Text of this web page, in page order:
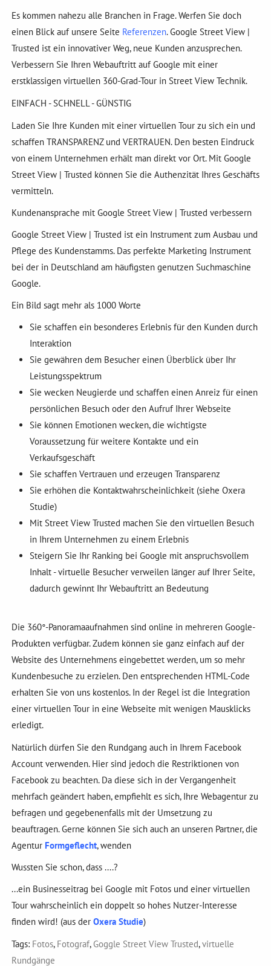
Es kommen nahezu alle Branchen in Frage. Werfen Sie doch
einen Blick auf unsere Seite Referenzen. Google Street View |
Trusted ist ein innovativer Weg, neue Kunden anzusprechen.
Verbessern Sie Ihren Webauftritt auf Google mit einer
erstklassigen virtuellen 360-Grad-Tour in Street View Technik.
EINFACH - SCHNELL - GÜNSTIG
Laden Sie Ihre Kunden mit einer virtuellen Tour zu sich ein und
schaffen TRANSPARENZ und VERTRAUEN. Den besten Eindruck
von einem Unternehmen erhält man direkt vor Ort. Mit Google
Street View | Trusted können Sie die Authenzität Ihres Geschäfts
vermitteln.
Kundenansprache mit Google Street View | Trusted verbessern
Google Street View | Trusted ist ein Instrument zum Ausbau und
Pflege des Kundenstamms. Das perfekte Marketing Instrument
bei der in Deutschland am häufigsten genutzen Suchmaschine
Google.
Ein Bild sagt mehr als 1000 Worte
Sie schaffen ein besonderes Erlebnis für den Kunden durch
Interaktion
Sie gewähren dem Besucher einen Überblick über Ihr
Leistungsspektrum
Sie wecken Neugierde und schaffen einen Anreiz für einen
persönlichen Besuch oder den Aufruf Ihrer Webseite
Sie können Emotionen wecken, die wichtigste
Voraussetzung für weitere Kontakte und ein
Verkaufsgeschäft
Sie schaffen Vertrauen und erzeugen Transparenz
Sie erhöhen die Kontaktwahrscheinlichkeit (siehe Oxera
Studie)
Mit Street View Trusted machen Sie den virtuellen Besuch
in Ihrem Unternehmen zu einem Erlebnis
Steigern Sie Ihr Ranking bei Google mit anspruchsvollem
Inhalt - virtuelle Besucher verweilen länger auf Ihrer Seite,
dadurch gewinnt Ihr Webauftritt an Bedeutung
Die 360°-Panoramaaufnahmen sind online in mehreren Google-
Produkten verfügbar. Zudem können sie ganz einfach auf der
Website des Unternehmens eingebettet werden, um so mehr
Kundenbesuche zu erzielen. Den entsprechenden HTML-Code
erhalten Sie von uns kostenlos. In der Regel ist die Integration
einer virtuellen Tour in eine Webseite mit wenigen Mausklicks
erledigt.
Natürlich dürfen Sie den Rundgang auch in Ihrem Facebook
Account verwenden. Hier sind jedoch die Restriktionen von
Facebook zu beachten. Da diese sich in der Vergangenheit
mehrfach geändert haben, empfiehlt es sich, Ihre Webagentur zu
befragen und gegebenenfalls mit der Umsetzung zu
beauftragen. Gerne können Sie sich auch an unseren Partner, die
Agentur Formgeflecht, wenden
Wussten Sie schon, dass ....?
...ein Businesseitrag bei Google mit Fotos und einer virtuellen
Tour wahrscheinlich ein doppelt so hohes Nutzer-Interesse
finden wird! (aus der Oxera Studie)
Tags: Fotos, Fotograf, Goggle Street View Trusted,virtuelle
Rundgänge